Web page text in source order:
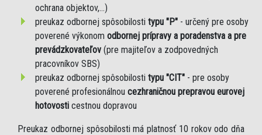
ochrana objektov,...)
preukaz odbornej spôsobilosti typu "P" - určený pre osoby
poverené výkonom odbornej prípravy a poradenstva a pre
prevádzkovateľov (pre majiteľov a zodpovedných
pracovníkov SBS)
preukaz odbornej spôsobilosti typu "CIT" - pre osoby
poverené profesionálnou cezhraničnou prepravou eurovej
hotovosti cestnou dopravou
Preukaz odbornej spôsobilosti má platnosť 10 rokov odo dňa